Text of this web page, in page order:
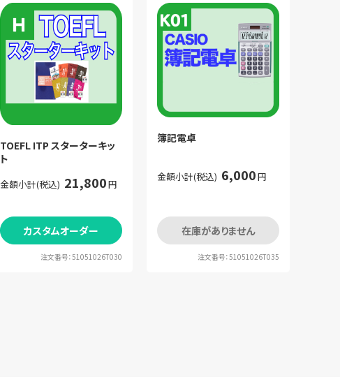
TOEFL ITP スターターキッ
ト
金額小計(税込) 21,800円
カスタムオーダー
注文番号：51051026T030
簿記電卓
金額小計(税込) 6,000円
在庫がありません
注文番号：51051026T035